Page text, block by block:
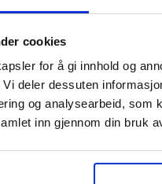
cookies
for å gi innhold og
deler dessuten
og analysearbeid, som
inn gjennom din bruk
Meld deg
gode tilbud